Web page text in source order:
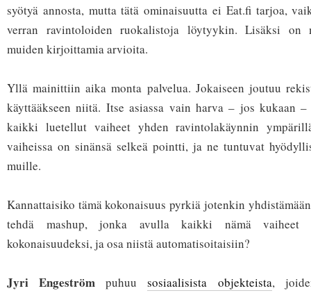
syötyä annosta, mutta tätä ominaisuutta ei Eat.fi tarjoa,
verran ravintoloiden ruokalistoja löytyykin. Lisäksi on
muiden kirjoittamia arvioita.
Yllä mainittiin aika monta palvelua. Jokaiseen joutuu
käyttääkseen niitä. Itse asiassa vain harva – jos kukaan
kaikki luetellut vaiheet yhden ravintolakäynnin
vaiheissa on sinänsä selkeä pointti, ja ne tuntuvat
muille.
Kannattaisiko tämä kokonaisuus pyrkiä jotenkin
tehdä mashup, jonka avulla kaikki nämä vaiheet
kokonaisuudeksi, ja osa niistä automatisoitaisiin?
Jyri Engeström puhuusosiaalisista objekteista,